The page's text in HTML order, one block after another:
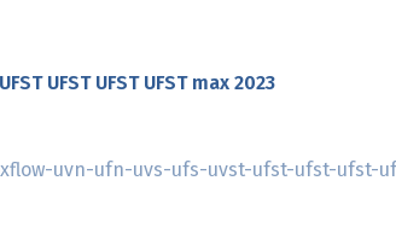
UFST UFST UFST max 2023
uvn-ufn-uvs-ufs-uvst-ufst-ufst-ufst-